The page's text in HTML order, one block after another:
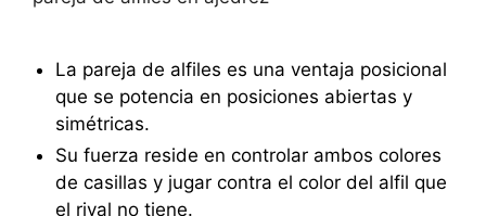
La pareja de alfiles es una ventaja posicional
que se potencia en posiciones abiertas y
simétricas.
Su fuerza reside en controlar ambos colores
de casillas y jugar contra el color del alfil que
el rival no tiene.